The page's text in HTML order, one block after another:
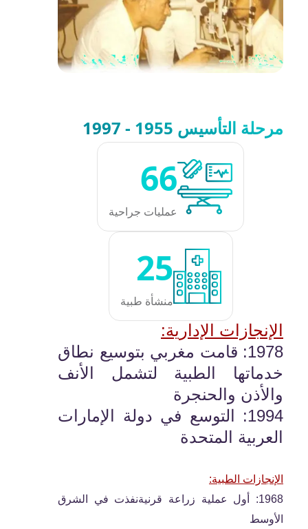
مرحلة التأسيس 1955 - 1997
66
عمليات جراحية
25
منشأة طبية
الإنجازات الإدارية:
1978: قامت مغربي بتوسيع نطاق
خدماتها الطبية لتشمل الأنف
والأذن والحنجرة
1994: التوسع في دولة الإمارات
العربية المتحدة
الإنجازات الطبية:
1968: أول عملية زراعة قرنيةنفذت في الشرق
الأوسط